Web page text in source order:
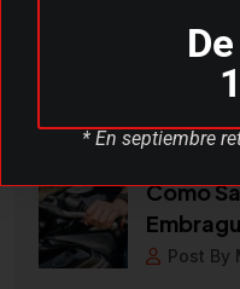
Recent Posts
Cómo
Post By
* En septiembre